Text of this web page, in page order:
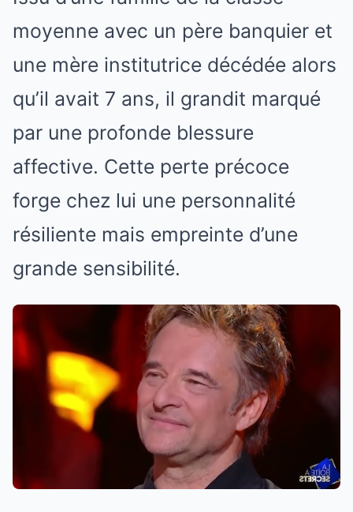
moyenne avec un père banquier et
une mère institutrice décédée alors
qu’il avait 7 ans, il grandit marqué
par une profonde blessure
affective. Cette perte précoce
forge chez lui une personnalité
résiliente mais empreinte d’une
grande sensibilité.